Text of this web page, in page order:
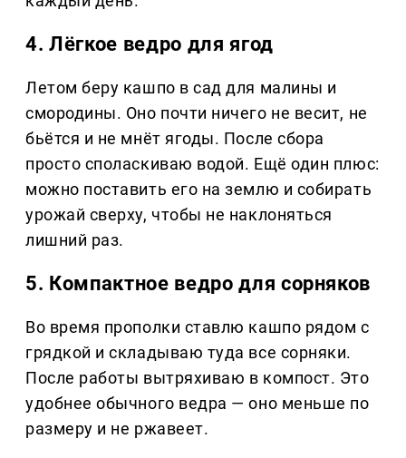
4. Лёгкое ведро для ягод
Летом беру кашпо в сад для малины и
смородины. Оно почти ничего не весит, не
бьётся и не мнёт ягоды. После сбора
просто споласкиваю водой. Ещё один плюс:
можно поставить его на землю и собирать
урожай сверху, чтобы не наклоняться
лишний раз.
5. Компактное ведро для сорняков
Во время прополки ставлю кашпо рядом с
грядкой и складываю туда все сорняки.
После работы вытряхиваю в компост. Это
удобнее обычного ведра — оно меньше по
размеру и не ржавеет.